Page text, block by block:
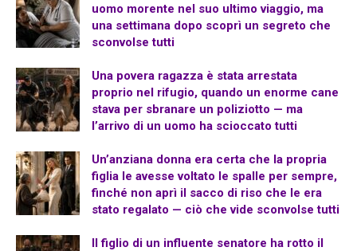
uomo morente nel suo ultimo viaggio, ma
una settimana dopo scoprì un segreto che
sconvolse tutti
Una povera ragazza è stata arrestata
proprio nel rifugio, quando un enorme cane
stava per sbranare un poliziotto — ma
l’arrivo di un uomo ha scioccato tutti
Un’anziana donna era certa che la propria
figlia le avesse voltato le spalle per sempre,
finché non aprì il sacco di riso che le era
stato regalato — ciò che vide sconvolse tutti
Il figlio di un influente senatore ha rotto il